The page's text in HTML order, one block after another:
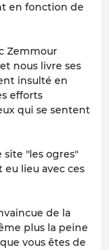
en fonction de
Zemmour
nous livre ses
insulté en
efforts
qui se sentent
"les ogres"
lieu avec ces
de la
plus la peine
vous êtes de